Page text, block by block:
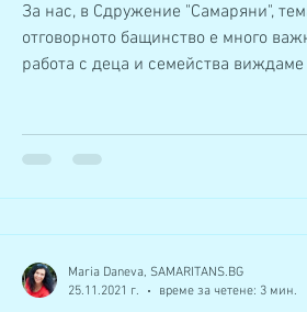
За нас, в Сдружение "Самаряни",
отговорното бащинство е много
работа с деца и семейства виждаме
Maria Daneva, SAMARITANS.BG
25.11.2021 г.
време за четене: 3 мин.